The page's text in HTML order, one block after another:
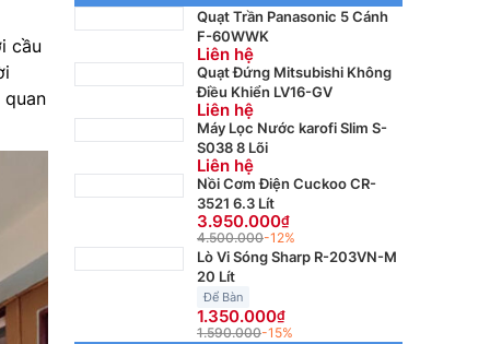
cầu
Quạt Trần Panasonic 5 Cánh
F-60WWK
Liên hệ
Quạt Đứng Mitsubishi Không
Điều Khiển LV16-GV
Liên hệ
Máy Lọc Nước karofi Slim S-
S038 8 Lõi
Liên hệ
Nồi Cơm Điện Cuckoo CR-
3521 6.3 Lít
3.950.000
4.500.000-12%
Lò Vi Sóng Sharp R-203VN-M
20 Lít
Để Bàn
1.350.000
1.590.000-15%